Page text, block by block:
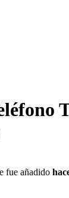
fue añadido